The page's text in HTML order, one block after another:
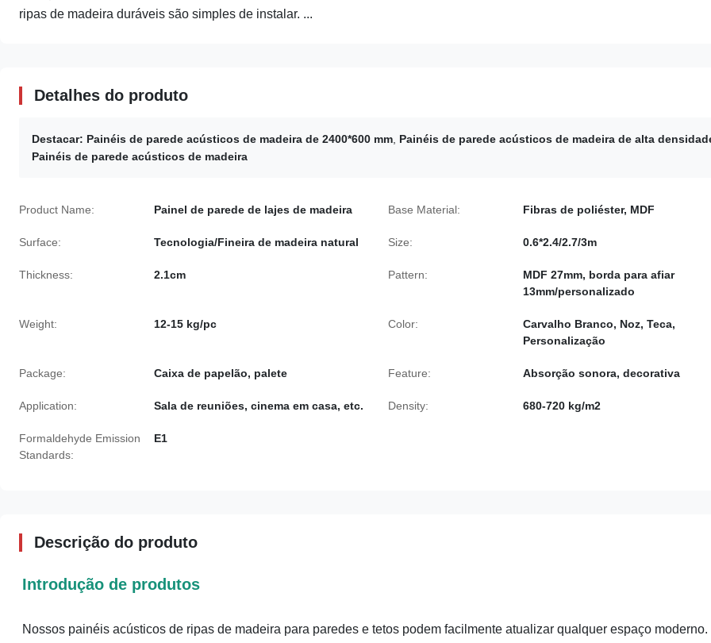
ripas de madeira duráveis ​​são simples de instalar. ...
Detalhes do produto
Destacar: Painéis de parede acústicos de madeira de 2400*600 mm Painéis de parede acústicos de madeira de alta
Painéis de parede acústicos de madeira
Product Name: Painel de parede de lajes de madeira Base Material: Fibras de poliéster, MDF
Surface: Tecnologia/Fineira de madeira natural Size: 0.6*2.4/2.7/3m
Thickness: 2.1cm Pattern:
MDF 27mm, borda para afiar
13mm/personalizado
Weight: 12-15 kg/pc Color:
Carvalho Branco, Noz, Teca,
Personalização
Package: Caixa de papelão, palete Feature: Absorção sonora, decorativa
Application: Sala de reuniões, cinema em casa, etc. Density: 680-720 kg/m2
Formaldehyde Emission
Standards:
E1
Descrição do produto
Introdução de produtos
Nossos painéis acústicos de ripas de madeira para paredes e tetos podem facilmente atualizar qualquer espaço moderno.